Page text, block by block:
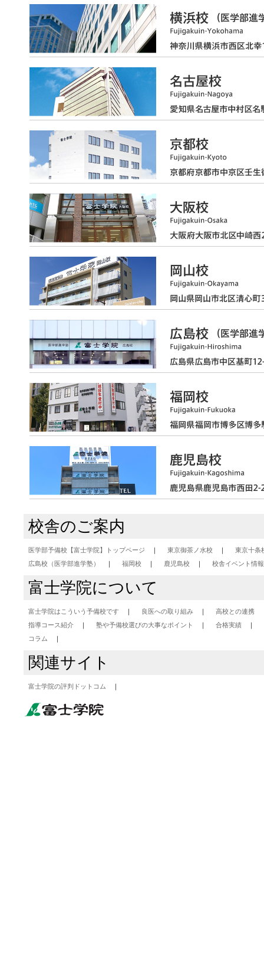
校舎のご案内
医学部予備校【富士学院】トップページ 東京御茶ノ水校
東京十条
広島校（医学部進学塾）
福岡校 鹿児島校 校舎イベント情報
富士学院について
富士学院はこういう予備校です 良医への取り組み
高校との連携
指導コース紹介
塾や予備校選びの大事なポイント
合格実績
コラム
関連サイト
富士学院の評判ドットコム